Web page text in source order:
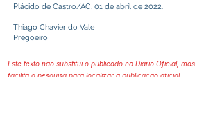
Plácido de Castro/AC, 01 de abril de 2022.
Thiago Chavier do Vale
Pregoeiro
Este texto não substitui o publicado no Diário Oficial, mas
facilita a pesquisa para localizar a publicação oficial.